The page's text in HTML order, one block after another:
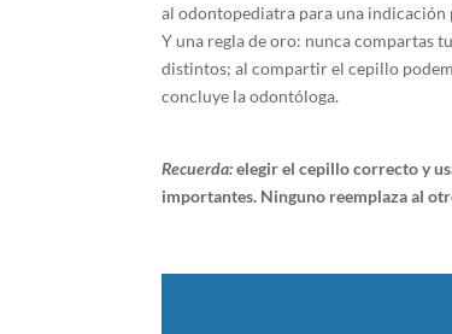
al odontopediatra para una indicación
Y una regla de oro: nunca compartas
distintos; al compartir el cepillo
concluye la odontóloga.
Recuerda:elegir el cepillo correcto y
importantes. Ninguno reemplaza al